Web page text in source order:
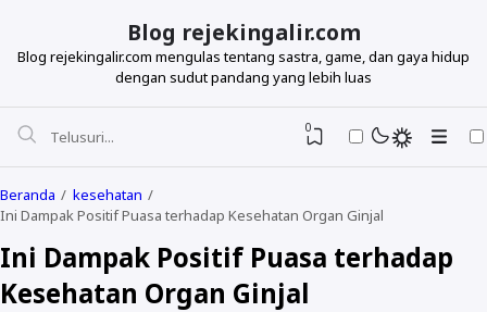
Blog rejekingalir.com
Blog rejekingalir.com mengulas tentang sastra, game, dan gaya hidup
dengan sudut pandang yang lebih luas
0
Beranda
kesehatan
Ini Dampak Positif Puasa terhadap Kesehatan Organ Ginjal
Ini Dampak Positif Puasa terhadap
Kesehatan Organ Ginjal